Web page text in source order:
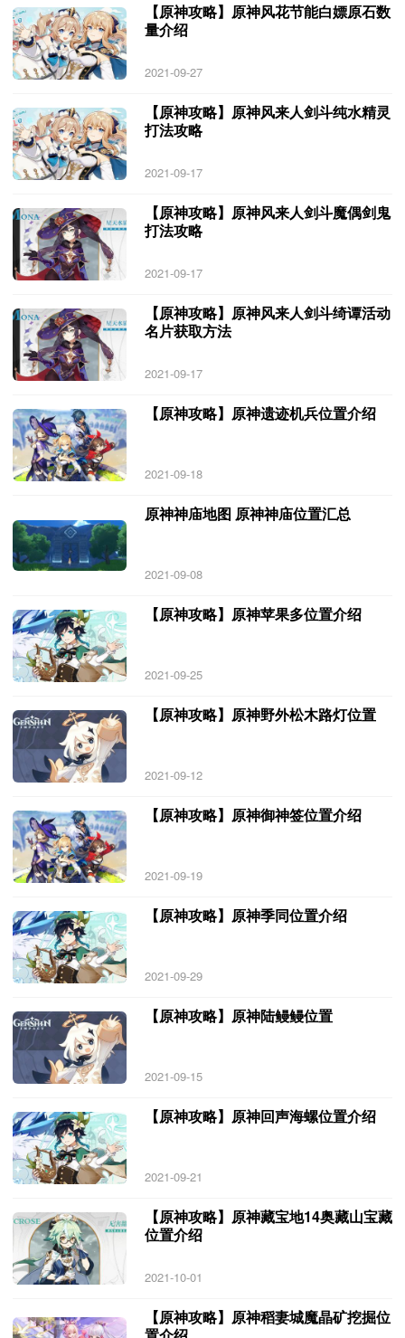
【原神攻略】原神风花节能白嫖原石数
量介绍
2021-09-27
【原神攻略】原神风来人剑斗纯水精灵
打法攻略
2021-09-17
【原神攻略】原神风来人剑斗魔偶剑鬼
打法攻略
2021-09-17
【原神攻略】原神风来人剑斗绮谭活动
名片获取方法
2021-09-17
【原神攻略】原神遗迹机兵位置介绍
2021-09-18
原神神庙地图 原神神庙位置汇总
2021-09-08
【原神攻略】原神苹果多位置介绍
2021-09-25
【原神攻略】原神野外松木路灯位置
2021-09-12
【原神攻略】原神御神签位置介绍
2021-09-19
【原神攻略】原神季同位置介绍
2021-09-29
【原神攻略】原神陆鳗鳗位置
2021-09-15
【原神攻略】原神回声海螺位置介绍
2021-09-21
【原神攻略】原神藏宝地14奥藏山宝藏
位置介绍
2021-10-01
【原神攻略】原神稻妻城魔晶矿挖掘位